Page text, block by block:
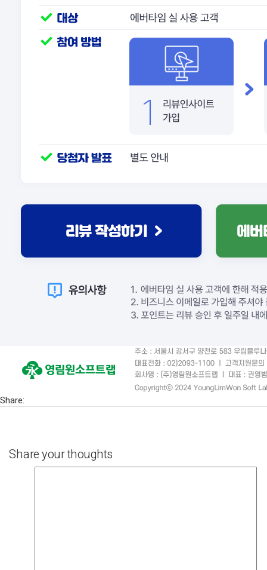
Share:
Share your thoughts